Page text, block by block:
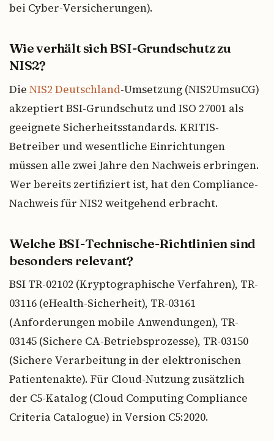
bei Cyber-Versicherungen).
Wie verhält sich BSI-Grundschutz zu
NIS2?
Die NIS2 Deutschland-Umsetzung (NIS2UmsuCG)
akzeptiert BSI-Grundschutz und ISO 27001 als
geeignete Sicherheitsstandards. KRITIS-
Betreiber und wesentliche Einrichtungen
müssen alle zwei Jahre den Nachweis erbringen.
Wer bereits zertifiziert ist, hat den Compliance-
Nachweis für NIS2 weitgehend erbracht.
Welche BSI-Technische-Richtlinien sind
besonders relevant?
BSI TR-02102 (Kryptographische Verfahren), TR-
03116 (eHealth-Sicherheit), TR-03161
(Anforderungen mobile Anwendungen), TR-
03145 (Sichere CA-Betriebsprozesse), TR-03150
(Sichere Verarbeitung in der elektronischen
Patientenakte). Für Cloud-Nutzung zusätzlich
der C5-Katalog (Cloud Computing Compliance
Criteria Catalogue) in Version C5:2020.